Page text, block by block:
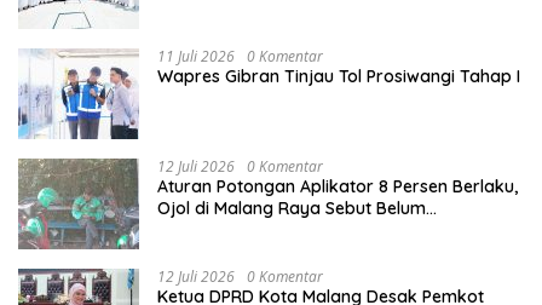
11 Juli 2026 0 Komentar
Wapres Gibran Tinjau Tol Prosiwangi Tahap I
12 Juli 2026 0 Komentar
Aturan Potongan Aplikator 8 Persen Berlaku,
Ojol di Malang Raya Sebut Belum
12 Juli 2026 0 Komentar
Ketua DPRD Kota Malang Desak Pemkot